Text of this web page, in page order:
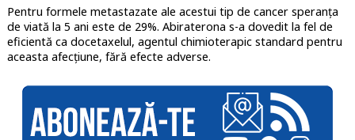
Pentru formele metastazate ale acestui tip de cancer speranța
de viată la 5 ani este de 29%. Abiraterona s-a dovedit la fel de
eficientă ca docetaxelul, agentul chimioterapic standard pentru
aceasta afecțiune, fără efecte adverse.